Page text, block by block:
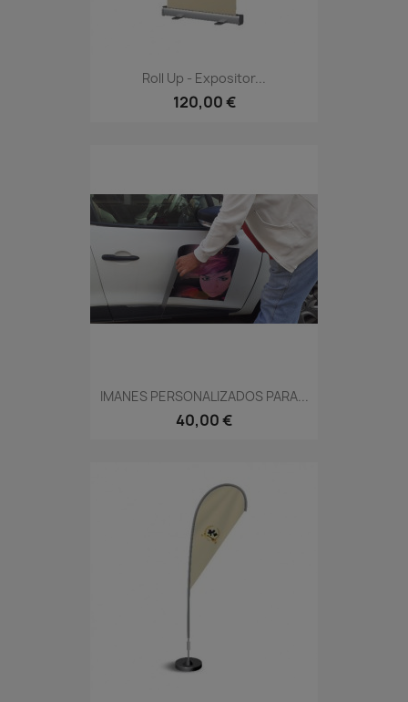
Roll Up - Expositor...
120,00 €
IMANES PERSONALIZADOS PARA...
40,00 €